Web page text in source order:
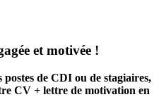
et motivée !
de CDI ou de stagiaires,
CV + lettre de motivation en